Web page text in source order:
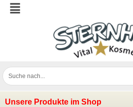
Unsere Produkte im Shop